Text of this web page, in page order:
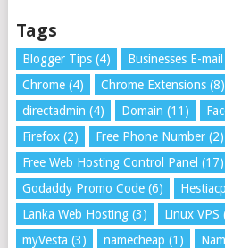
Tags
Blogger Tips(4) Businesses E-mail
Chrome(4) Chrome Extensions(8)
directadmin (4) Domain (11)
Firefox(2) Free Phone Number(2)
Free Web Hosting Control Panel (17)
Godaddy Promo Code(6) Hestiacp
Lanka Web Hosting(3) Linux VPS
myVesta (3) namecheap (1)